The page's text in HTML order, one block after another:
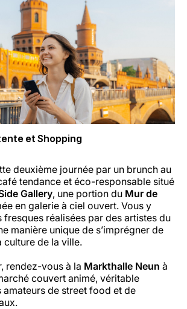
et Shopping
deuxième journée par un brunch au
tendance et éco-responsable situé
Gallery, une portion du Mur de
en galerie à ciel ouvert. Vous y
réalisées par des artistes du
manière unique de s’imprégner de
culture de la ville.
rendez-vous à la Markthalle Neun à
couvert animé, véritable
amateurs de street food et de